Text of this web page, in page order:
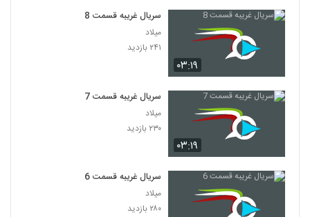
۰۳:۱۹
سریال غریبه قسمت 8
میلاد
۲۴۱ بازدید
۰۳:۱۹
سریال غریبه قسمت 7
میلاد
۲۳۰ بازدید
سریال غریبه قسمت 6
میلاد
۲۸۰ بازدید